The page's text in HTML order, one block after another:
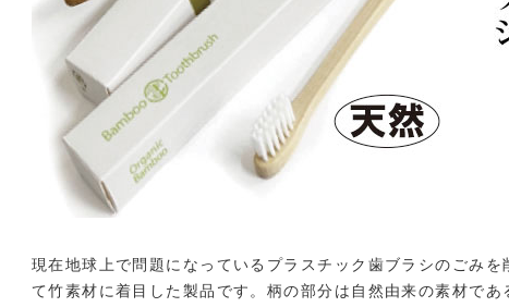
現在地球上で問題になっているプラスチック歯ブラシのごみ
て竹素材に着目した製品です。柄の部分は自然由来の素材で